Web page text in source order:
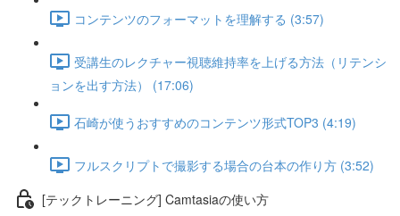
コンテンツのフォーマットを理解する (3:57)
受講生のレクチャー視聴維持率を上げる方法（リテンシ
ョンを出す方法） (17:06)
石崎が使うおすすめのコンテンツ形式TOP3 (4:19)
フルスクリプトで撮影する場合の台本の作り方 (3:52)
[テックトレーニング] Camtasiaの使い方